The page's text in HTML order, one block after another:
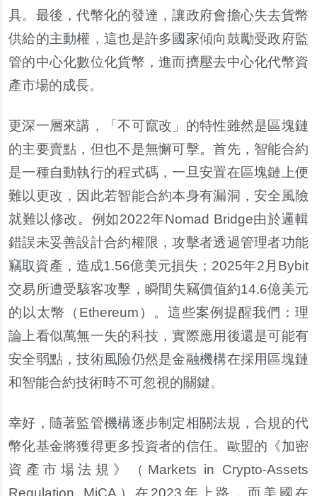
具。最後，代幣化的發達，讓政府會擔心失去貨幣
供給的主動權，這也是許多國家傾向鼓勵受政府監
管的中心化數位化貨幣，進而擠壓去中心化代幣資
產市場的成長。
更深一層來講，「不可竄改」的特性雖然是區塊鏈
的主要賣點，但也不是無懈可擊。首先，智能合約
是一種自動執行的程式碼，一旦安置在區塊鏈上便
難以更改，因此若智能合約本身有漏洞，安全風險
就難以修改。例如2022年Nomad Bridge由於邏輯
錯誤未妥善設計合約權限，攻擊者透過管理者功能
竊取資產，造成1.56億美元損失；2025年2月Bybit
交易所遭受駭客攻擊，瞬間失竊價值約14.6億美元
的以太幣（Ethereum）。這些案例提醒我們：理
論上看似萬無一失的科技，實際應用後還是可能有
安全弱點，技術風險仍然是金融機構在採用區塊鏈
和智能合約技術時不可忽視的關鍵。
幸好，隨著監管機構逐步制定相關法規，合規的代
幣化基金將獲得更多投資者的信任。歐盟的《加密
資產市場法規》（Markets in Crypto-Assets
Regulation, MiCA）在2023年上路，而美國在